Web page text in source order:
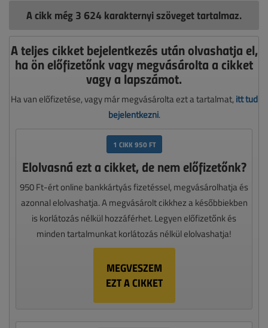
A cikk még 3 624 karakternyi szöveget tartalmaz.
A teljes cikket bejelentkezés után olvashatja el,
ha ön előfizetőnk vagy megvásárolta a cikket
vagy a lapszámot.
Ha van előfizetése, vagy már megvásárolta ezt a tartalmat, itt tud
bejelentkezni.
1 CIKK 950 FT
Elolvasná ezt a cikket, de nem előfizetőnk?
950 Ft-ért online bankkártyás fizetéssel, megvásárolhatja és
azonnal elolvashatja. A megvásárolt cikkhez a későbbiekben
is korlátozás nélkül hozzáférhet. Legyen előfizetőnk és
minden tartalmunkat korlátozás nélkül elolvashatja!
MEGVESZEM
EZT A CIKKET